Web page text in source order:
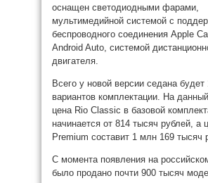
оснащен светодиодными фарами,
мультимедийной системой с
беспроводного соединения Apple
Android Auto, системой
двигателя.
Всего у новой версии седана будет
вариантов комплектации. На
цена Rio Classic в базовой
начинается от 814 тысяч рублей, а
Premium составит 1 млн 169 тысяч
С момента появления на
было продано почти 900 тысяч